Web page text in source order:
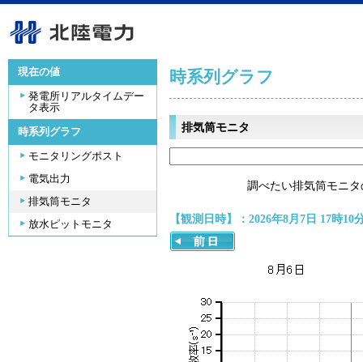
現在の値
発電所リアルタイムデー
タ表示
時系列グラフ
モニタリングポスト
電気出力
排気筒モニタ
放水ピットモニタ
時系列グラフ
排気筒モニタ
調べたい排気筒モニ
【観測日時】：2026年8月7日 17時10